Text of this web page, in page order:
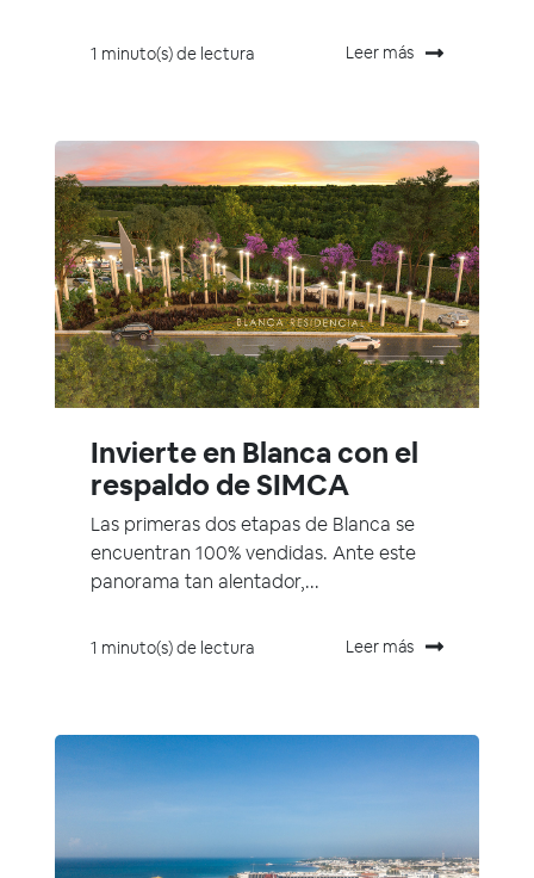
1 minuto(s) de lectura Leer más
Invierte en Blanca con el
respaldo de SIMCA
Las primeras dos etapas de Blanca se
encuentran 100% vendidas. Ante este
panorama tan alentador,...
1 minuto(s) de lectura Leer más